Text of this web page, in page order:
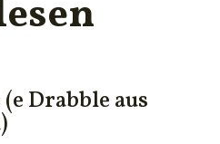
Drabble aus